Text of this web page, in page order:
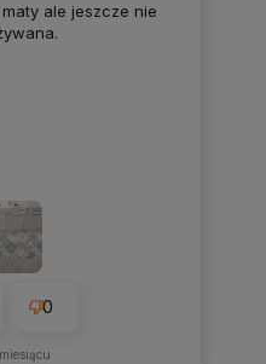
ale jeszcze nie
0